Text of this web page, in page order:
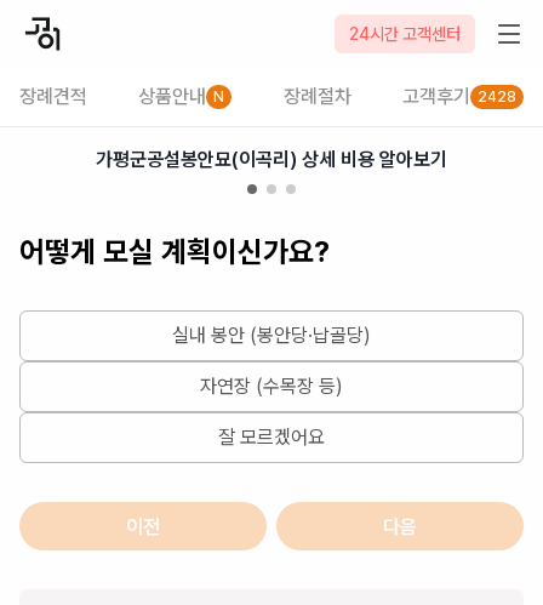
24시간 고객센터
장례견적 상품안내 N 장례절차 고객후기 2428
2026-08-09
가평군공설봉안묘(이곡리) 상세 비용 알아보기
어떻게 모실 계획이신가요?
실내 봉안 (봉안당·납골당)
자연장 (수목장 등)
잘 모르겠어요
이전 다음